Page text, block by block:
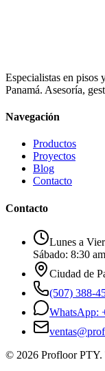
Especialistas en pisos
Panamá. Asesoría,
Navegación
Productos
Proyectos
Blog
Contacto
Contacto
Lunes a
Sábado: 8:30
Ciudad de
(507) 388-
WhatsApp:
© 2026 Profloor PTY.